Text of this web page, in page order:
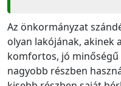
Az önkormányzat
olyan lakójának, akinek
komfortos, jó
nagyobb részben